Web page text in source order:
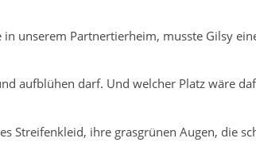
unserem Partnertierheim, musste Gilsy
aufblühen darf. Und welcher Platz wäre
Streifenkleid, ihre grasgrünen Augen, die